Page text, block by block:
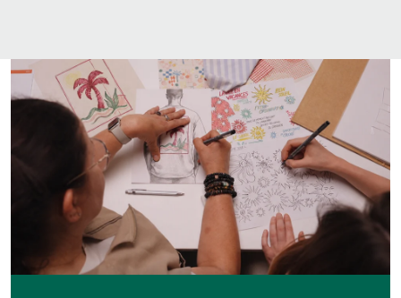
100%;katoen uit de biologische landbouw, geteeld
zonder synthetische chemische stoffen (pesticiden,
insecticiden, mest). Meer dan 70% van de biologische
katoenteelt maakt geen gebruik van kunstmatige irrigatie,
maar doet het met regenwater